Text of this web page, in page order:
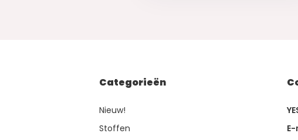
Categorieën
Nieuw!
Stoffen